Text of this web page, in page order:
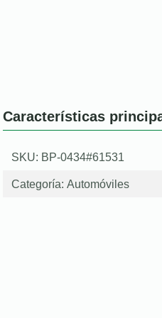
Características
SKU: BP-0434#61531
Categoría: Automóviles